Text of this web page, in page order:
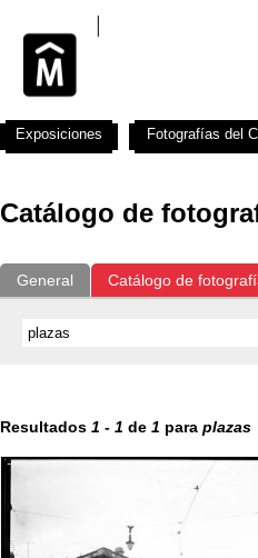
Catálogo de
General Catálogo de
Resultados 1 - 1 de 1 para plazas
Exposiciones Fotografías del